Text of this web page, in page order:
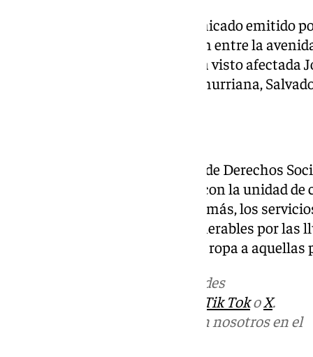
Según subrayan desde el comunicado emitido
cortada al tráfico la intersección entre la
de los Pascueros. También se ha visto
MA-21 a la altura del cruce de Churriana,
Del mismo modo, desde el Área de Derechos
operativo de atención especial con la unidad
Acogida y San Juan de Dios. Además, los
desalojando las zonas más vulnerables por las
atención higiénica, alimentos y ropa a aquellas
en las redes
Tik TokoX.
Puedes ponerte en contacto con nosotros en el